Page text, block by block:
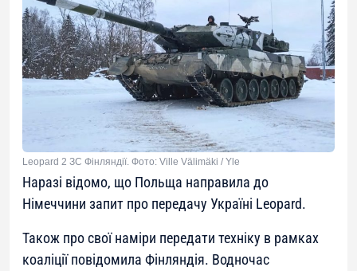
Leopard 2 ЗС Фінляндії. Фото: Ville Välimäki / Yle
Наразі відомо, що Польща направила до
Німеччини запит про передачу Україні Leopard.
Також про свої наміри передати техніку в рамках
коаліції повідомила Фінляндія. Водночас